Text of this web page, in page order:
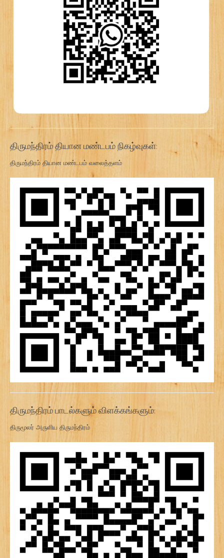
திருமந்திரம் தியான மண்டபம் நிகழ்வுகள்:
திருமந்திரம் தியான மண்டபம் வலைத்தளம்
திருமந்திரம் பாடல்களும் விளக்கங்களும்:
திருமூலர் அருளிய திருமந்திரம்